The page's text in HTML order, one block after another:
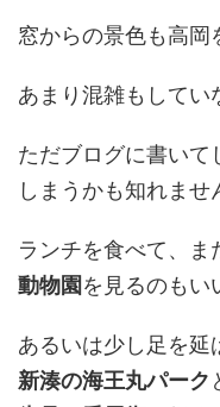
窓からの景色も高岡
あまり混雑もしてい
ただブログに書いて
しまうかも知れませ
ランチを食べて、ま
動物園を見るのもい
あるいは少し足を延
新湊の海王丸パーク